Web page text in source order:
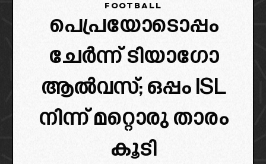
FOOTBALL
പെപ്രയോടൊപ്പം
ചേർന്ന് ടിയാഗോ
ആൽവസ്; ഒപ്പം ISL
നിന്ന് മറ്റൊരു താരം
കൂടി